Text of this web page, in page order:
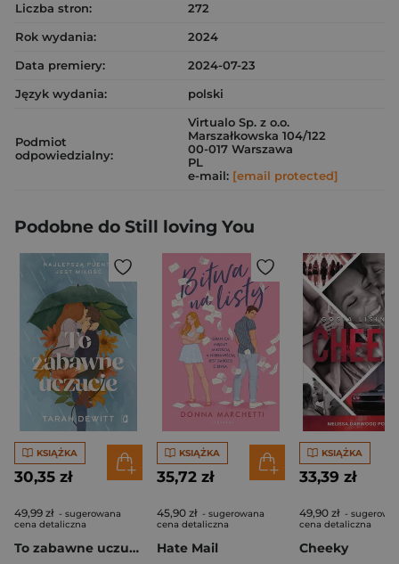
Liczba stron:
272
Rok wydania:
2024
Data premiery:
2024-07-23
Język wydania:
polski
Podmiot
odpowiedzialny:
Virtualo Sp. z o.o.
Marszałkowska 104/122
00-017 Warszawa
PL
e-mail: [email protected]
Podobne do Still loving You
KSIĄŻKA
30,35 zł
49,99 zł - sugerowana
cena detaliczna
To zabawne uczucie
KSIĄŻKA
35,72 zł
45,90 zł - sugerowana
cena detaliczna
Hate Mail
KSIĄŻKA
33,39 zł
49,90 zł -
cena detaliczna
Cheeky